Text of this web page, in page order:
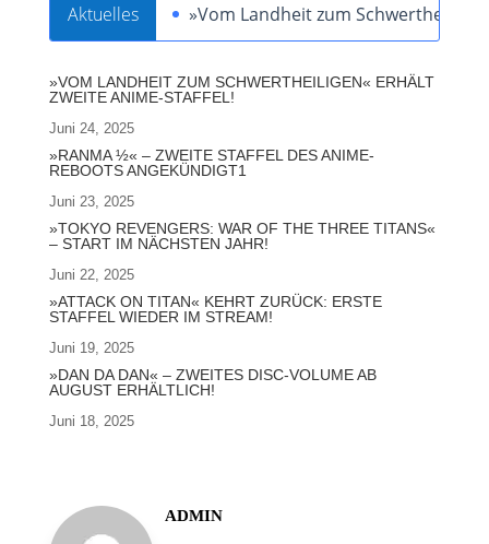
Aktuelles »Vom Landheit zum
»VOM LANDHEIT ZUM SCHWERTHEILIGEN« ERHÄLT
ZWEITE ANIME-STAFFEL!
Juni 24, 2025
»RANMA ½« – ZWEITE STAFFEL DES ANIME-
REBOOTS ANGEKÜNDIGT1
Juni 23, 2025
»TOKYO REVENGERS: WAR OF THE THREE TITANS«
– START IM NÄCHSTEN JAHR!
Juni 22, 2025
»ATTACK ON TITAN« KEHRT ZURÜCK: ERSTE
STAFFEL WIEDER IM STREAM!
Juni 19, 2025
»DAN DA DAN« – ZWEITES DISC-VOLUME AB
AUGUST ERHÄLTLICH!
Juni 18, 2025
ADMIN